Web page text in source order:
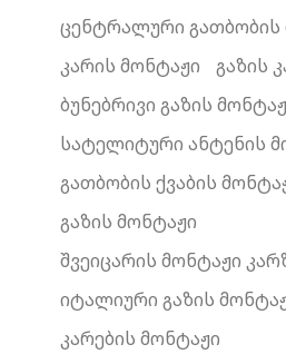
ცენტრალური გათბობის
კარის მონტაჟი
გაზის
ბუნებრივი გაზის
სატელიტური ანტენის
გათბობის ქვაბის
გაზის მონტაჟი
შვეიცარის მონტაჟი
იტალიური გაზის
კარების მონტაჟი